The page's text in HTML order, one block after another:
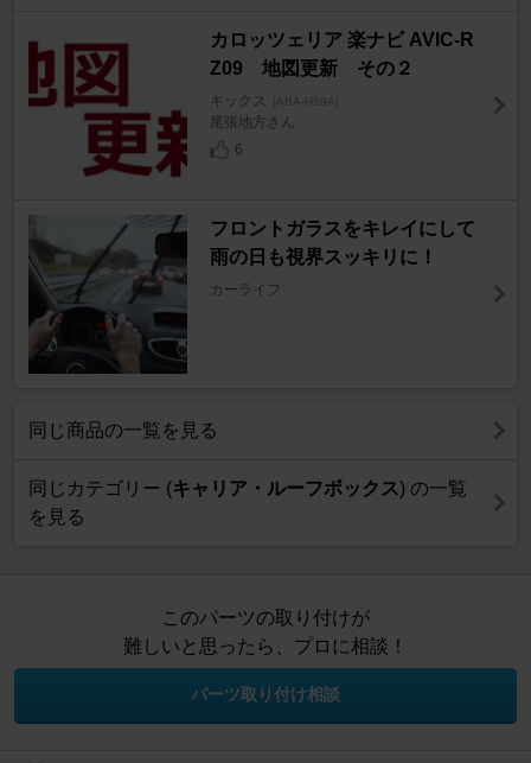
カロッツェリア 楽ナビ AVIC-R
Z09 地図更新 その２
キックス [ABA-H59A]
尾張地方さん
6
フロントガラスをキレイにして
雨の日も視界スッキリに！
カーライフ
同じ商品の一覧を見る
同じカテゴリー (キャリア・ルーフボックス) の一覧
を見る
このパーツの取り付けが
難しいと思ったら、プロに相談！
パーツ取り付け相談